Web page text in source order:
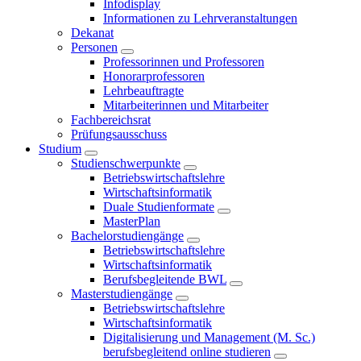
Infodisplay
Informationen zu Lehrveranstaltungen
Dekanat
Personen
Professorinnen und Professoren
Honorarprofessoren
Lehrbeauftragte
Mitarbeiterinnen und Mitarbeiter
Fachbereichsrat
Prüfungsausschuss
Studium
Studienschwerpunkte
Betriebswirtschaftslehre
Wirtschaftsinformatik
Duale Studienformate
MasterPlan
Bachelorstudiengänge
Betriebswirtschaftslehre
Wirtschaftsinformatik
Berufsbegleitende BWL
Masterstudiengänge
Betriebswirtschaftslehre
Wirtschaftsinformatik
Digitalisierung und Management (M. Sc.)
berufsbegleitend online studieren